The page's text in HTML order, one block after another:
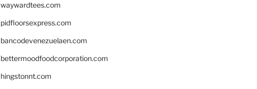
waywardtees.com
pidfloorsexpress.com
bancodevenezuelaen.com
bettermoodfoodcorporation.com
hingstonnt.com